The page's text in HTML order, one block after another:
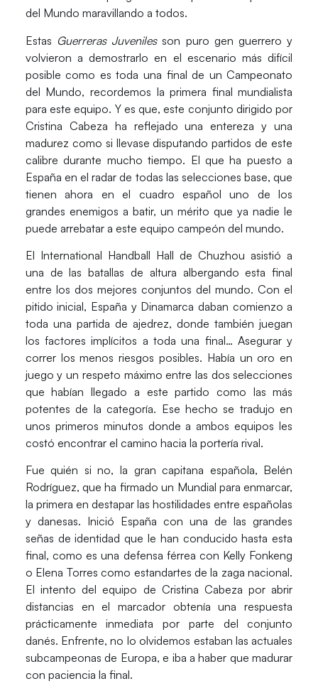
del Mundo maravillando a todos.
Estas Guerreras Juveniles son puro gen guerrero y
volvieron a demostrarlo en el escenario más difícil
posiblecomo es toda una final de un Campeonato
del Mundo, recordemos la primera final mundialista
para este equipo. Y es que, este conjunto dirigido por
Cristina Cabeza ha reflejado una entereza y una
madurez como si llevase disputando partidos de este
calibre durante mucho tiempo. El queha puesto a
España en el radar de todas las selecciones base, que
tienen ahora en el cuadro español uno de los
grandes enemigos a batir, un mérito que ya nadie le
puede arrebatar a este equipo campeón del mundo.
El International Handball Hall de Chuzhou asistió a
una de las batallas de altura albergando esta final
entre los dos mejores conjuntos del mundo. Con el
pitido inicial, España y Dinamarca daban comienzo a
toda una partida de ajedrez, donde también juegan
los factores implícitos a toda una final… Asegurar y
correr los menos riesgos posibles. Había un oro en
juego y un respeto máximo entre las dos selecciones
que habían llegado a este partido como las más
potentes de la categoría. Ese hecho se tradujo en
unos primeros minutos donde a ambos equipos les
costó encontrar el camino hacia la portería rival.
Fue quién si no, la gran capitana española, Belén
Rodríguez, que ha firmado un Mundial para enmarcar,
la primera en destapar las hostilidades entre españolas
y danesas. Inició España con una de las grandes
señas de identidad que le han conducido hasta esta
final, como es una defensa férrea con Kelly Fonkeng
o Elena Torres como estandartes de la zaga nacional.
El intento del equipo de Cristina Cabeza por abrir
distancias en el marcador obtenía una respuesta
prácticamente inmediata por parte del conjunto
danés. Enfrente, no lo olvidemos estaban las actuales
subcampeonas de Europa, e iba a haber que madurar
con paciencia la final.